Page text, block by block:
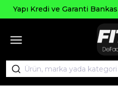
Yapı Kredi ve Garanti